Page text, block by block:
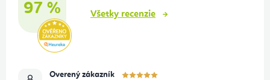
97 % Všetky recenzie
Overený zákazník